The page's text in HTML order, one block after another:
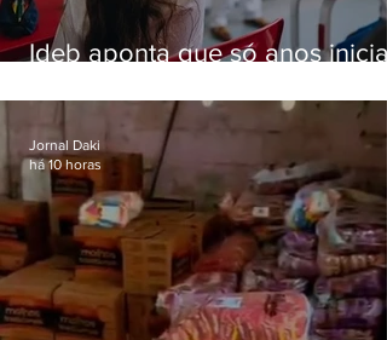
Ideb aponta que só anos
educação
Jornal Daki
há 10 horas